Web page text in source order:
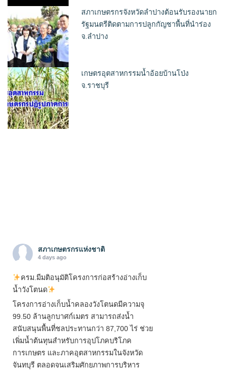
สภาเกษตรกรจังหวัดลำปางต้อนรับรองนายก
รัฐมนตรีติดตามการปลูกกัญชาพื้นที่นำร่อง
จ.ลำปาง
เกษตรอุตสาหกรรมน้ำอ้อยบ้านโป่ง
จ.ราชบุรี
สภาเกษตรกรแห่งชาติ
4 days ago
ครม.มีมติอนุมัติโครงการก่อสร้างอ่างเก็บ
น้ำวังโตนด
โครงการอ่างเก็บน้ำคลองวังโตนดมีความจุ
99.50 ล้านลูกบาศก์เมตร สามารถส่งน้ำ
สนับสนุนพื้นที่ชลประทานกว่า 87,700 ไร่ ช่วย
เพิ่มน้ำต้นทุนสำหรับการอุปโภคบริโภค
การเกษตร และภาคอุตสาหกรรมในจังหวัด
จันทบุรี ตลอดจนเสริมศักยภาพการบริหาร